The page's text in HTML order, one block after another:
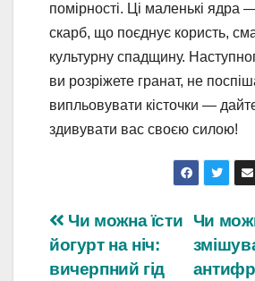
помірності. Ці маленькі ядра
скарб, що поєднує користь,
культурну спадщину.
ви розріжете гранат, не
випльовувати кісточки —
здивувати вас своєю силою!
Навігація
записів
Чи
Чи можна їсти
йогурт на ніч:
вичерпний гід